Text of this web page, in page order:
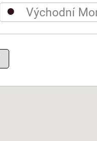
● Východní